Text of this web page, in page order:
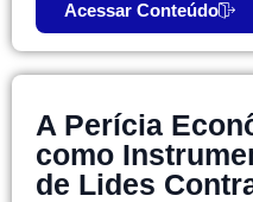
Acessar Conteúdo
A Perícia
como
de Lides